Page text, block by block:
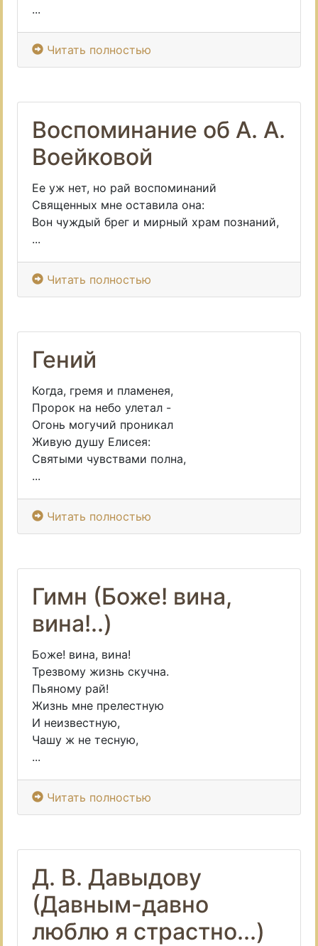
...
Читать полностью
Воспоминание об А. А.
Воейковой
Ее уж нет, но рай воспоминаний
Священных мне оставила она:
Вон чуждый брег и мирный храм познаний,
...
Читать полностью
Гений
Когда, гремя и пламенея,
Пророк на небо улетал -
Огонь могучий проникал
Живую душу Елисея:
Святыми чувствами полна,
...
Читать полностью
Гимн (Боже! вина,
вина!..)
Боже! вина, вина!
Трезвому жизнь скучна.
Пьяному рай!
Жизнь мне прелестную
И неизвестную,
Чашу ж не тесную,
...
Читать полностью
Д. В. Давыдову
(Давным-давно
люблю я страстно...)